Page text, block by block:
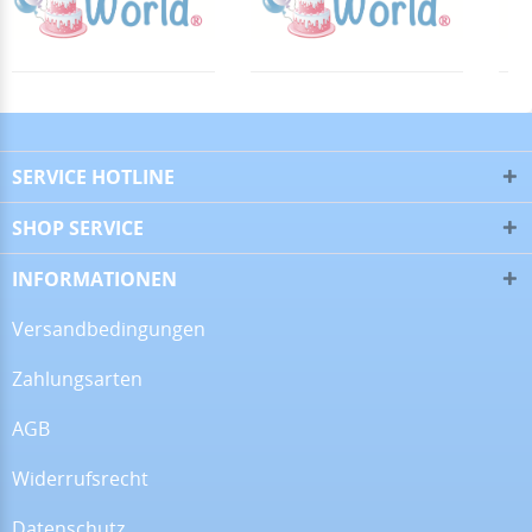
SERVICE HOTLINE
SHOP SERVICE
INFORMATIONEN
Versandbedingungen
Zahlungsarten
AGB
Widerrufsrecht